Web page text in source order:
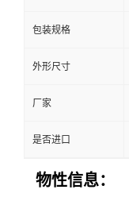
包装规格
外形尺寸
厂家
是否进口
物性信息：